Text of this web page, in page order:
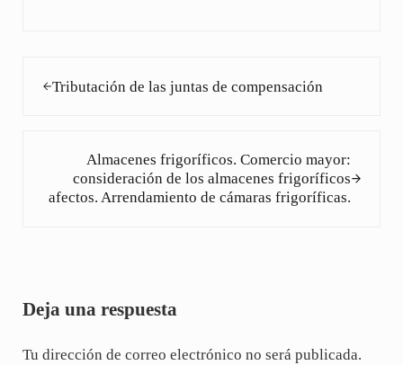
Tributación de las juntas de compensación
Almacenes frigoríficos. Comercio mayor:
consideración de los almacenes frigoríficos
afectos. Arrendamiento de cámaras frigoríficas.
Deja una respuesta
Tu dirección de correo electrónico no será publicada.